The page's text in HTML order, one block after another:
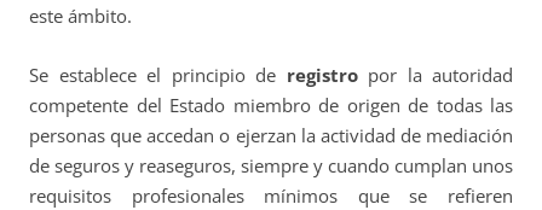
este ámbito.
Se establece el principio de registropor la autoridad
competente del Estado miembro de origen de todas las
personas que accedan o ejerzan la actividad de mediación
de seguros y reaseguros, siempre y cuando cumplan unos
requisitos profesionales mínimos que se refieren